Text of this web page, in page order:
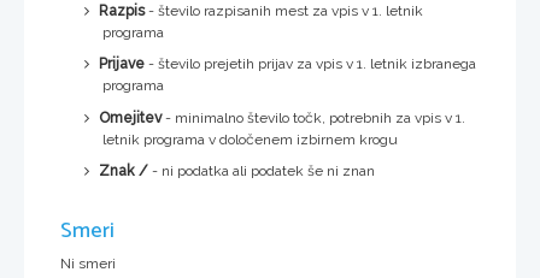
Razpis- število razpisanih mest za vpis v 1. letnik
programa
Prijave - število prejetih prijav za vpis v 1. letnik izbranega
programa
Omejitev- minimalno število točk, potrebnih za vpis v 1.
letnik programa v določenem izbirnem krogu
Znak / - ni podatka ali podatek še ni znan
Smeri
Ni smeri